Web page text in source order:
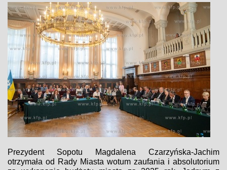
Prezydent Sopotu Magdalena Czarzyńska-Jachim
otrzymała od Rady Miasta wotum zaufania i absolutorium